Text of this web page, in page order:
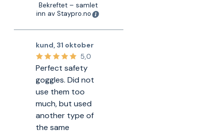
Bekreftet – samlet
inn av Staypro.no
kund 31 oktober
5,0
Perfect safety
goggles. Did not
use them too
much, but used
another type of
the same